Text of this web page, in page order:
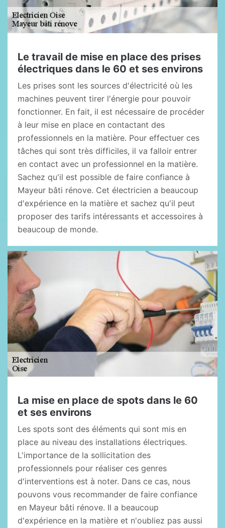
Le travail de mise en place des prises
électriques dans le 60 et ses environs
Les prises sont les sources d'électricité où les
machines peuvent tirer l'énergie pour pouvoir
fonctionner. En fait, il est nécessaire de procéder
à leur mise en place en contactant des
professionnels en la matière. Pour effectuer ces
tâches qui sont très difficiles, il va falloir entrer
en contact avec un professionnel en la matière.
Sachez qu'il est possible de faire confiance à
Mayeur bâti rénove. Cet électricien a beaucoup
d'expérience en la matière et sachez qu'il peut
proposer des tarifs intéressants et accessoires à
beaucoup de monde.
La mise en place de spots dans le 60
et ses environs
Les spots sont des éléments qui sont mis en
place au niveau des installations électriques.
L'importance de la sollicitation des
professionnels pour réaliser ces genres
d'interventions est à noter. Dans ce cas, nous
pouvons vous recommander de faire confiance
en Mayeur bâti rénove. Il a beaucoup
d'expérience en la matière et n'oubliez pas aussi